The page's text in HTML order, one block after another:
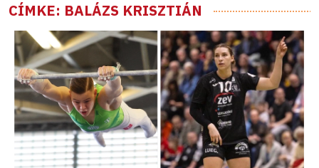
CÍMKE: BALÁZS KRISZTIÁN